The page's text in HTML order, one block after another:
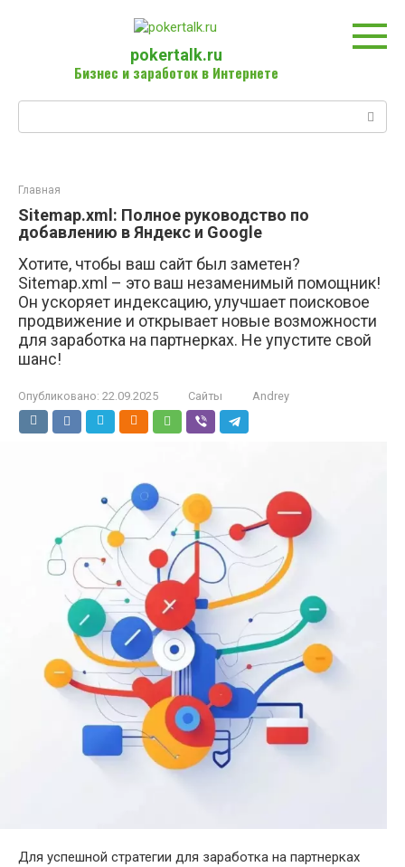
pokertalk.ru
Бизнес и заработок в Интернете
Главная
Sitemap.xml: Полное руководство по
добавлению в Яндекс и Google
Хотите, чтобы ваш сайт был заметен?
Sitemap.xml – это ваш незаменимый помощник!
Он ускоряет индексацию, улучшает поисковое
продвижение и открывает новые возможности
для заработка на партнерках. Не упустите свой
шанс!
Опубликовано: 22.09.2025 Сайты Andrey
Для успешной стратегии для заработка на партнерках